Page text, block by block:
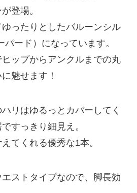
登場。
ったりとしたバルーンシル
ード）になっています。
ップからアンクルまでの丸
魅せます！
リはゆるっとカバーしてく
すっきり細見え。
てくれる優秀な1本。
ストタイプなので、脚長効